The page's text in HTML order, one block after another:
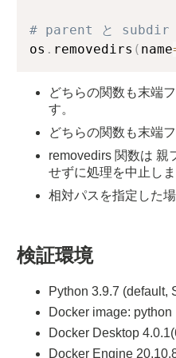
# parent と subdir
os . removedirs ( name
どちらの関数も末端
す。
どちらの関数も末端
removedirs 関数は 親
せずに処理を中止し
相対パスを指定した場
検証環境
Python 3.9.7 (default,
Docker image: python
Docker Desktop
Docker Engine